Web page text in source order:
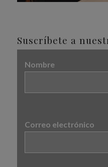
Suscríbete a
Nombre
Correo electrónico